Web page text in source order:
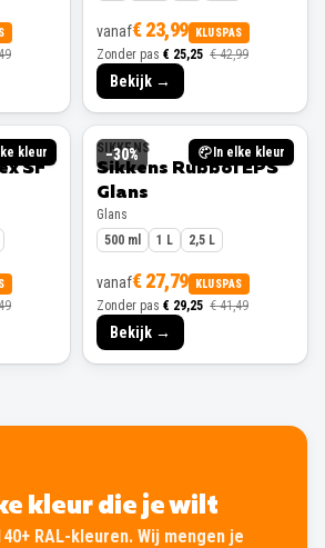
vanaf€ 23,99 KLUSPAS
Zonder pas € 25,25 € 42,99
Bekijk →
kleur
SF
−30% In elke kleur
SIKKENS
Sikkens Rubbol EPS
Glans
Glans
500 ml
1 L 2,5 L
vanaf€ 27,79 KLUSPAS
Zonder pas € 29,25 € 41,49
Bekijk →
kleur die je wilt
RAL-kleuren. Wij mengen je